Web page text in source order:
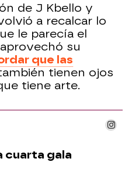
de J Kbello y
a recalcar lo
le parecía el
su
que las
tienen ojos
tiene arte.
cuarta gala